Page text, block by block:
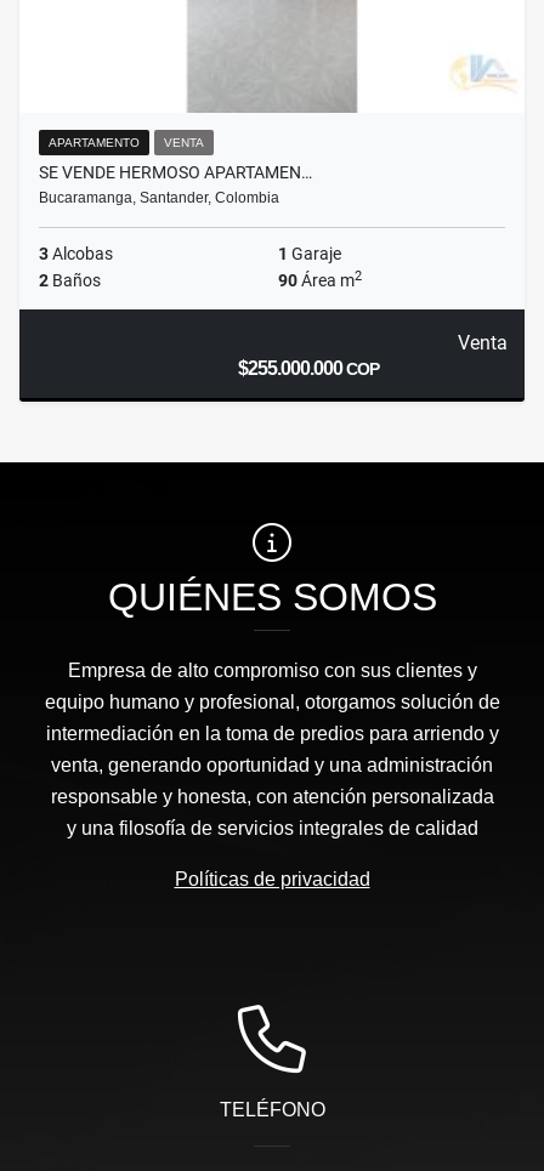
APARTAMENTO VENTA
SE VENDE HERMOSO APARTAMEN…
Bucaramanga, Santander, Colombia
3Alcobas 1 Garaje
2 Baños 90Área m2
Venta
$255.000.000COP
QUIÉNES SOMOS
Empresa de alto compromiso con sus clientes y
equipo humano y profesional, otorgamos solución de
intermediación en la toma de predios para arriendo y
venta, generando oportunidad y una administración
responsable y honesta, con atención personalizada
y una filosofía de servicios integrales de calidad
Políticas de privacidad
TELÉFONO